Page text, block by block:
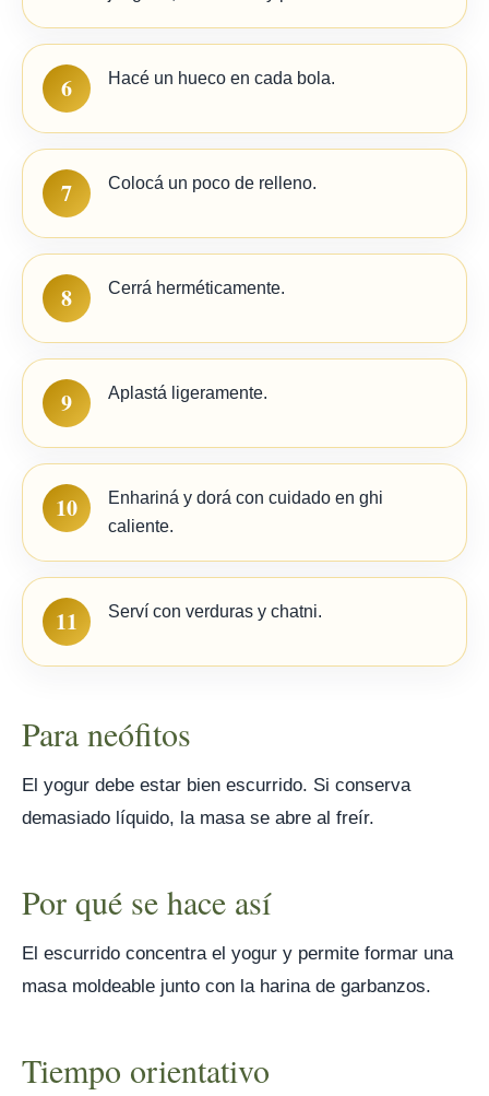
6 Hacé un hueco en cada bola.
7 Colocá un poco de relleno.
8 Cerrá herméticamente.
9 Aplastá ligeramente.
10
Enhariná y dorá con cuidado en ghi
caliente.
11 Serví con verduras y chatni.
Para neófitos
El yogur debe estar bien escurrido. Si conserva
demasiado líquido, la masa se abre al freír.
Por qué se hace así
El escurrido concentra el yogur y permite formar una
masa moldeable junto con la harina de garbanzos.
Tiempo orientativo